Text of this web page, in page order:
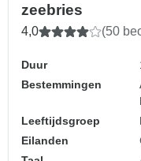
zeebries
4,0 (50
Duur
Bestemmingen
Leeftijdsgroep
Eilanden